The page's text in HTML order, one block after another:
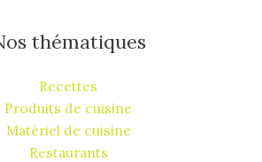
thématiques
Recettes
Produits de cuisine
Matériel de cuisine
Restaurants